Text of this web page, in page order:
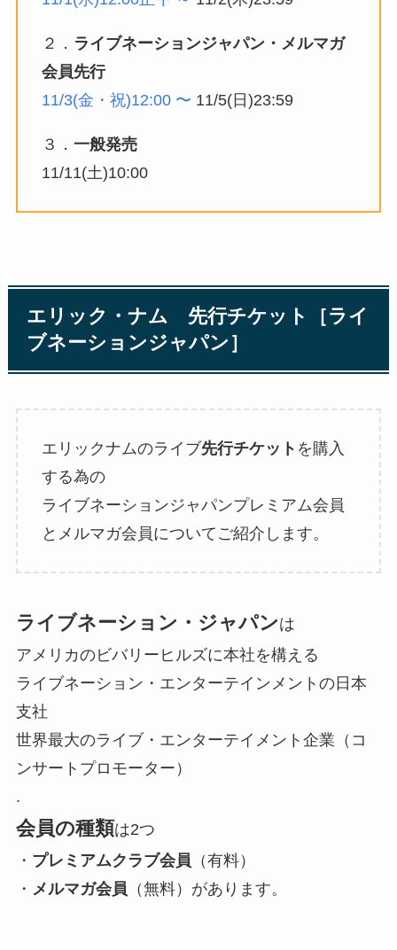
２． ライブネーションジャパン・メルマガ
会員先行
11/3(金・祝)12:00 〜 11/5(日)23:59
３． 一般発売
11/11(土)10:00
エリック・ナム 先行チケット［ライ
ブネーションジャパン ］
エリックナムのライブ先行チケット を購入
する為の
ライブネーションジャパンプレミアム会員
とメルマガ会員についてご紹介します。
ライブネーション・ジャパンは
アメリカのビバリーヒルズに本社を構える
ライブネーション・エンターテインメントの日本
支社
世界最大のライブ・エンターテイメント企業（コ
ンサートプロモーター）
.
会員の種類は2つ
・ プレミアムクラブ会員 （有料）
・ メルマガ会員 （無料）があります。